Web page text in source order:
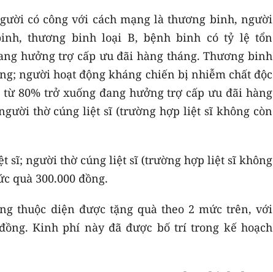
có công với cách mạng là thương binh, người
thương binh loại B, bệnh binh có tỷ lệ tổn
hưởng trợ cấp ưu đãi hàng tháng. Thương binh
người hoạt động kháng chiến bị nhiễm chất độc
80% trở xuống đang hưởng trợ cấp ưu đãi hàng
thờ cúng liệt sĩ (trường hợp liệt sĩ không còn
sĩ; người thờ cúng liệt sĩ (trường hợp liệt sĩ không
quà 300.000 đồng.
thuộc diện được tặng quà theo 2 mức trên, với
Kinh phí này đã được bố trí trong kế hoạch